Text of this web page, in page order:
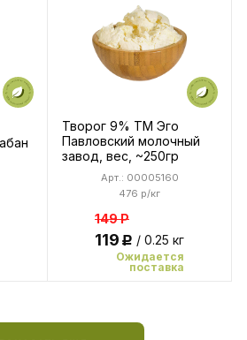
Творог 9% ТМ Эго
Павловский молочный
завод, вес, ~250гр
476 р/кг
Арт.: 00005160
149Р
119Р / 0.25 кг
Ожидается
поставка